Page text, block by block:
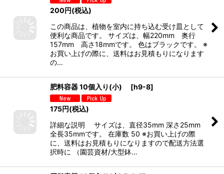
200円(税込)
この商品は、植物を室内に持ち込む受け皿として
便利な商品です。 サイズは、幅220mm 奥行
157mm 高さ18mmです。 色はブラックです。 ※
お買い上げの際に、送料はお見積もりになります
の…
肥料容器 10個入り(小) [h9-8]
175円(税込)
詳細な説明 サイズは、直径35mm 深さ25mm
全長35mmです。 在庫数 50 ※お買い上げの際
に、送料はお見積もりになりますので配送方法選
択時に （園芸資材/大型鉢…